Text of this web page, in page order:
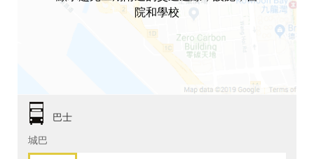
院和學校
巴士
城巴